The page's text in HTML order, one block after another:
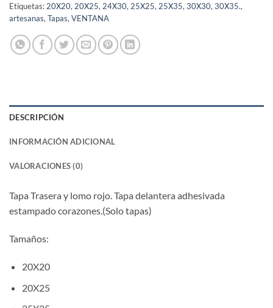
Etiquetas: 20X20, 20X25, 24X30, 25X25, 25X35, 30X30, 30X35.,
artesanas, Tapas, VENTANA
DESCRIPCIÓN
INFORMACIÓN ADICIONAL
VALORACIONES (0)
Tapa Trasera y lomo rojo. Tapa delantera adhesivada
estampado corazones.(Solo tapas)
Tamaños:
20X20
20X25